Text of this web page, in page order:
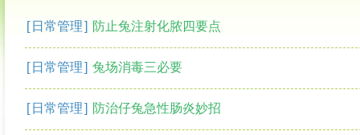
[ 日常管理] 防止兔注射化脓四要点
[ 日常管理] 兔场消毒三必要
[ 日常管理] 防治仔兔急性肠炎妙招